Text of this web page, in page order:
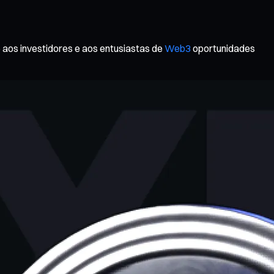
investidores e aos entusiastas de Web3 oportunidades